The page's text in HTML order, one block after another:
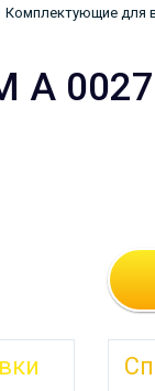
Комплектующие для
А